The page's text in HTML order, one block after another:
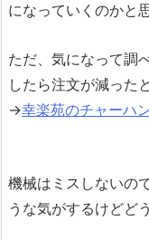
になっていくのかと
ただ、気になって調
したら注文が減ったと
→幸楽苑のチャーハ
機械はミスしないの
うな気がするけどど